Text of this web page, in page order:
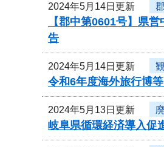
2024年5月14日更新
【郡中第0601号】県
告
2024年5月14日更新
令和6年度海外旅行博
2024年5月13日更新
岐阜県循環経済導入促